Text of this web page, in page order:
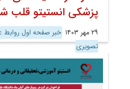
پزشکی انستیتو قلب
۲۹ مهر ۱۴۰۳ خبر صفحه اول روابط
تصویری